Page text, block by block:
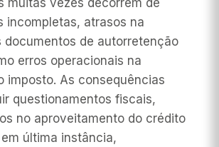
muitas vezes decorrem de
incompletas, atrasos na
documentos de autorretenção
erros operacionais na
imposto. As consequências
questionamentos fiscais,
no aproveitamento do crédito
última instância,